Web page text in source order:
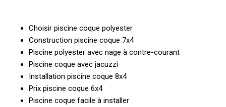
Choisir piscine coque polyester
Construction piscine coque 7x4
Piscine polyester avec nage à contre-courant
Piscine coque avec jacuzzi
Installation piscine coque 8x4
Prix piscine coque 6x4
Piscine coque facile à installer